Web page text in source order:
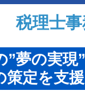
”夢の実現
策定を支